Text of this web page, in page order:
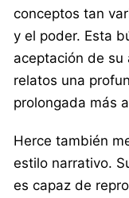
conceptos tan
y el poder. Esta
aceptación de su
relatos una
prolongada más
Herce también
estilo narrativo.
es capaz de